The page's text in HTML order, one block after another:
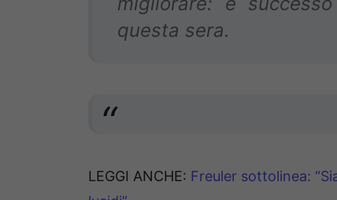
questa sera.
LEGGI ANCHE: Freuler sottolinea: